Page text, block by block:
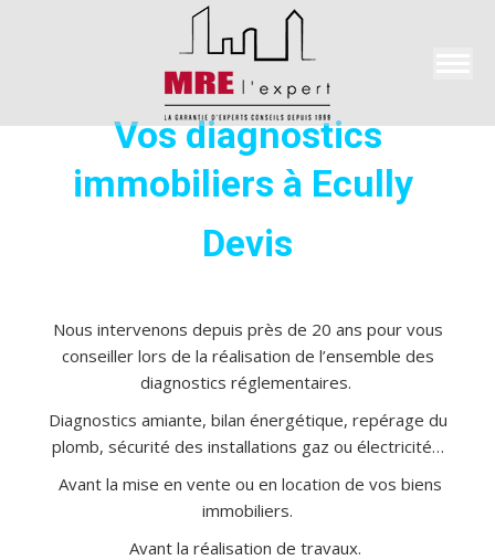
Vos diagnostics
immobiliers à Ecully
Devis
Nous intervenons depuis près de 20 ans pour vous
conseiller lors de la réalisation de l’ensemble des
diagnostics réglementaires.
Diagnostics amiante, bilan énergétique, repérage du
plomb, sécurité des installations gaz ou électricité…
Avant la mise en vente ou en location de vos biens
immobiliers.
Avant la réalisation de travaux.